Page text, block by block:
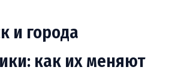
и города
как их меняют